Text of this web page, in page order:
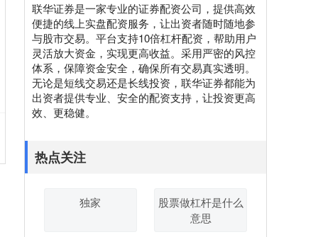
联华证券是一家专业的证券配资公司，提供高效
便捷的线上实盘配资服务，让出资者随时随地参
与股市交易。平台支持10倍杠杆配资，帮助用户
灵活放大资金，实现更高收益。采用严密的风控
体系，保障资金安全，确保所有交易真实透明。
无论是短线交易还是长线投资，联华证券都能为
出资者提供专业、安全的配资支持，让投资更高
效、更稳健。
热点关注
独家
股票做杠杆是什么
意思